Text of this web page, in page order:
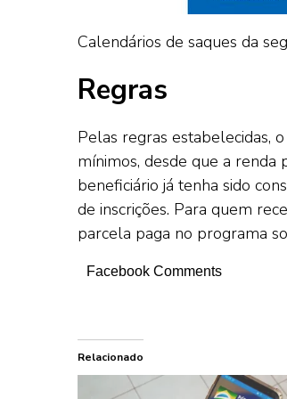
Calendários de saques da
Regras
Pelas regras estabelecidas,
mínimos, desde que a renda
beneficiário já tenha sido
de inscrições. Para quem
parcela paga no programa
Facebook Comments
Relacionado